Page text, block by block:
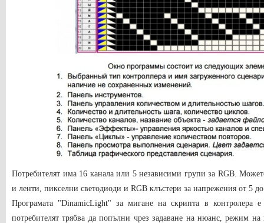
Потребителят има 16 канала или 5 независими групи за RGB.
и ленти, пикселни светодиоди и RGB клъстери за напрежения от 5
Програмата "DinamicLight" за мигане на скрипта в контролера е
потребителят трябва да попълни чрез задаване на нюанс, режим